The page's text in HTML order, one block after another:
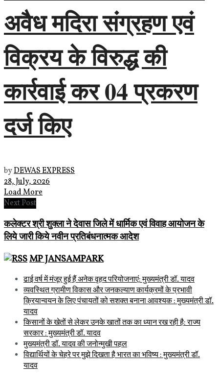
अवैध मदिरा संग्रहण एवं
विक्रय के विरुद्ध की
कार्रवाई कर 04 प्रकरण
दर्ज किए
byDEWAS EXPRESS
28, July, 2026
Load More
Next Post
कलेक्‍टर श्री शुक्‍ला ने देवास जिले में धार्मिक एवं विवाह आयोजन के
लिये जारी किये नवीन प्रतिबंधनात्‍मक आदेश
MP JANSAMPARK
ढाई वर्ष में मंजूर हुई हैं अनेक वृहद परियोजनाएं: मुख्यमंत्री डॉ. यादव
व्यवस्थित ग्रामीण विकास और जनकल्याण कार्यक्रमों के प्रभावी
क्रियान्वयन के लिए पंचायतों को सशक्त बनाना आवश्यक : मुख्यमंत्री डॉ.
यादव
किसानों के खेतों से लेकर उनके खातों तक का ध्यान रख रही है: राज्य
सरकार : मुख्यमंत्री डॉ. यादव
मुख्यमंत्री डॉ. यादव की जनोन्मुखी पहल
विद्यार्थियों के चेहरे पर मुझे दिखता है भारत का भविष्य : मुख्यमंत्री डॉ.
यादव